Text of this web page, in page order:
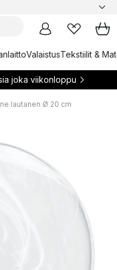
ValaistusTekstiilit &
joka viikonloppu
lautanen Ø 20 cm